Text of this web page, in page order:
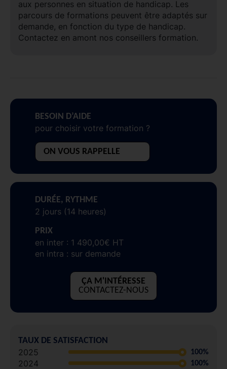
aux personnes en situation de handicap. Les
parcours de formations peuvent être adaptés sur
demande, en fonction du type de handicap.
Contactez en amont nos conseillers formation.
BESOIN D’AIDE
pour choisir votre formation ?
ON VOUS RAPPELLE
DURÉE, RYTHME
2 jours (14 heures)
PRIX
en inter : 1 490,00€ HT
en intra : sur demande
ÇA M'INTÉRESSE
CONTACTEZ-NOUS
TAUX DE SATISFACTION
2025 100%
2024 100%